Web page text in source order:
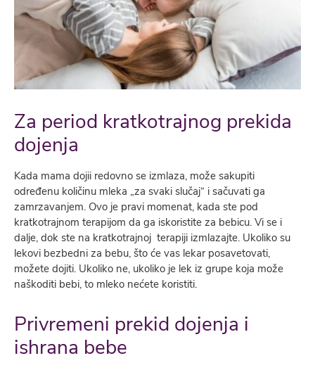
Za period kratkotrajnog prekida
dojenja
Kada mama dojii redovno se izmlaza, može sakupiti
određenu količinu mleka „za svaki slučaj“ i sačuvati ga
zamrzavanjem. Ovo je pravi momenat, kada ste pod
kratkotrajnom terapijom da ga iskoristite za bebicu. Vi se i
dalje, dok ste na kratkotrajnoj terapiji izmlazajte. Ukoliko su
lekovi bezbedni za bebu, što će vas lekar posavetovati,
možete dojiti. Ukoliko ne, ukoliko je lek iz grupe koja može
naškoditi bebi, to mleko nećete koristiti.
Privremeni prekid dojenja i
ishrana bebe